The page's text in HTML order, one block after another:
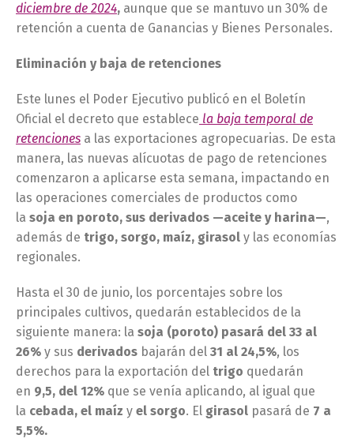
diciembre de 2024, aunque que se mantuvo un 30% de
retención a cuenta de Ganancias y Bienes Personales.
Eliminación y baja de retenciones
Este lunes el Poder Ejecutivo publicó en el Boletín
Oficial el decreto que establece la baja temporal de
retenciones a las exportaciones agropecuarias. De esta
manera, las nuevas alícuotas de pago de retenciones
comenzaron a aplicarse esta semana, impactando en
las operaciones comerciales de productos como
la soja en poroto, sus derivados —aceite y harina—,
además de trigo, sorgo, maíz, girasol y las economías
regionales.
Hasta el 30 de junio, los porcentajes sobre los
principales cultivos, quedarán establecidos de la
siguiente manera: la soja (poroto) pasará del 33 al
26% y sus derivados bajarán del 31 al 24,5%, los
derechos para la exportación del trigo quedarán
en 9,5, del 12% que se venía aplicando, al igual que
la cebada, el maíz y el sorgo. El girasol pasará de 7 a
5,5%.